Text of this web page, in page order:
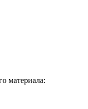
материала: